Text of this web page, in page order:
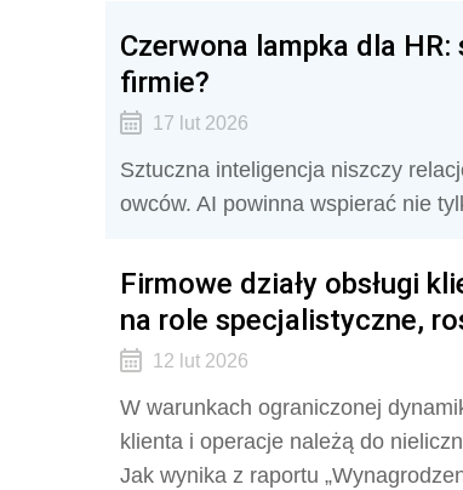
Czerwona lampka dla
firmie?
17 lut 2026
Sztuczna inteligencja niszczy
owców. AI powinna wspierać nie
Firmowe działy obsługi
na role specjalistyczne,
12 lut 2026
W warunkach ograniczonej
klienta i operacje należą do
Jak wynika z raportu